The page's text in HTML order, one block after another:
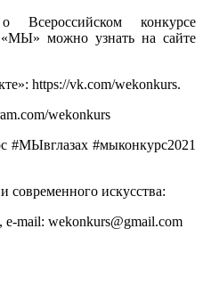
конкурсе
«МЫ» можно узнать на сайте
https://vk.com/wekonkurs.
wekonkurs
#МЫвглазах #мыконкурс2021
современного искусства:
mail: wekonkurs@gmail.com